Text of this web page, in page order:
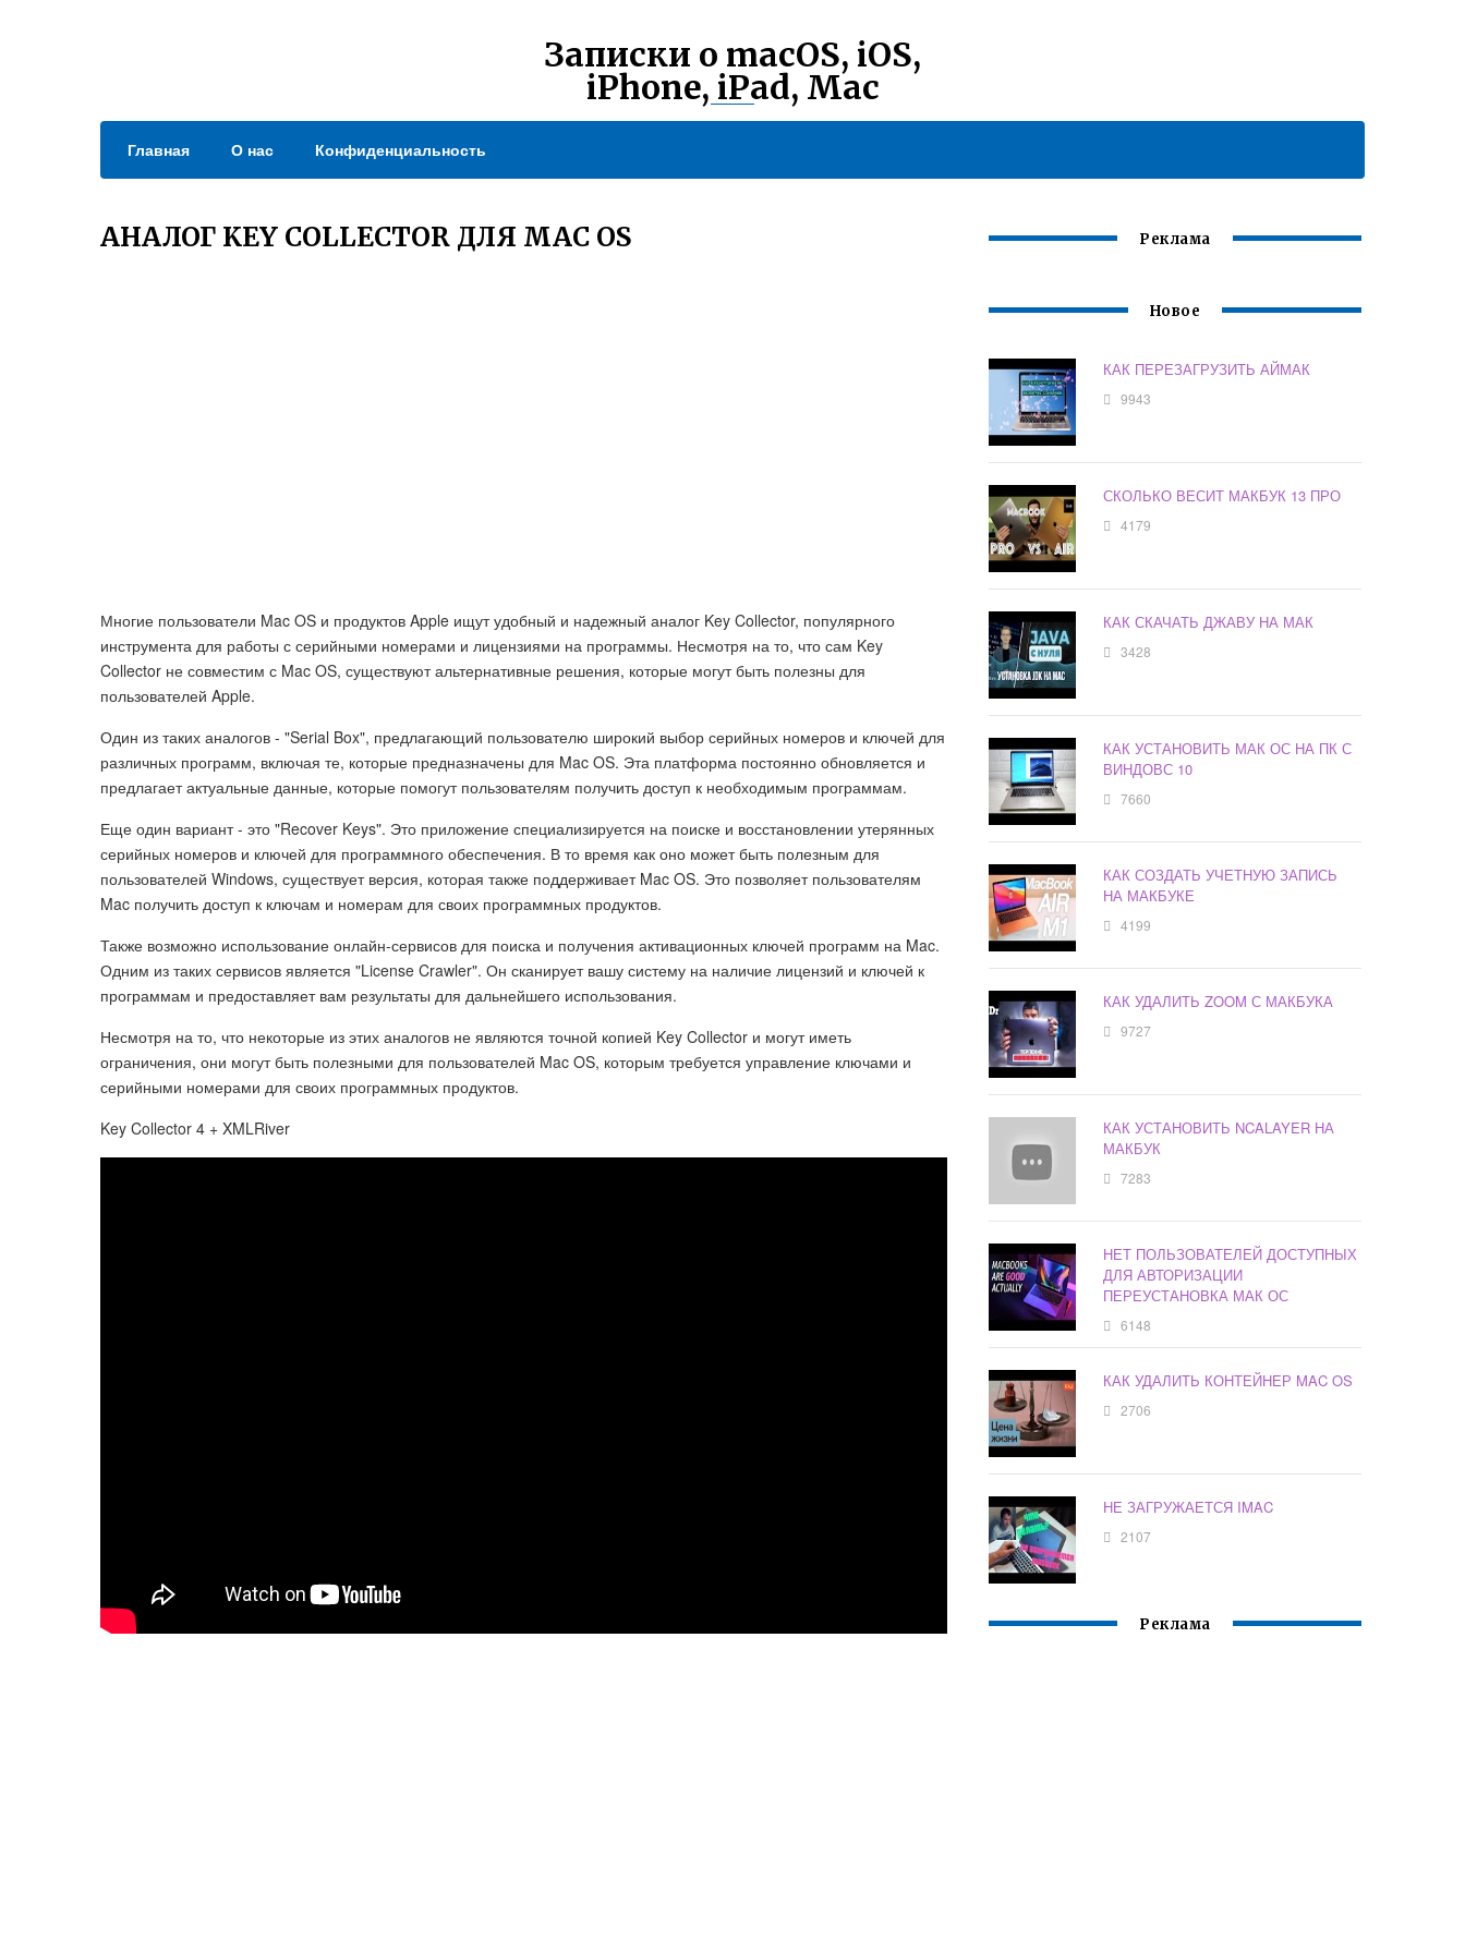
Записки о macOS, iOS,
iPhone, iPad, Mac
Главная О нас Конфиденциальность
АНАЛОГ KEY COLLECTOR ДЛЯ MAC OS
Многие пользователи Mac OS и продуктов Apple ищут удобный и надежный аналог Key Collector, популярного
инструмента для работы с серийными номерами и лицензиями на программы. Несмотря на то, что сам Key
Collector не совместим с Mac OS, существуют альтернативные решения, которые могут быть полезны для
пользователей Apple.
Один из таких аналогов - "Serial Box", предлагающий пользователю широкий выбор серийных номеров и ключей для
различных программ, включая те, которые предназначены для Mac OS. Эта платформа постоянно обновляется и
предлагает актуальные данные, которые помогут пользователям получить доступ к необходимым программам.
Еще один вариант - это "Recover Keys". Это приложение специализируется на поиске и восстановлении утерянных
серийных номеров и ключей для программного обеспечения. В то время как оно может быть полезным для
пользователей Windows, существует версия, которая также поддерживает Mac OS. Это позволяет пользователям
Mac получить доступ к ключам и номерам для своих программных продуктов.
Также возможно использование онлайн-сервисов для поиска и получения активационных ключей программ на Mac.
Одним из таких сервисов является "License Crawler". Он сканирует вашу систему на наличие лицензий и ключей к
программам и предоставляет вам результаты для дальнейшего использования.
Несмотря на то, что некоторые из этих аналогов не являются точной копией Key Collector и могут иметь
ограничения, они могут быть полезными для пользователей Mac OS, которым требуется управление ключами и
серийными номерами для своих программных продуктов.
Key Collector 4 + XMLRiver
Реклама
Новое
КАК ПЕРЕЗАГРУЗИТЬ АЙМАК
9943
СКОЛЬКО ВЕСИТ МАКБУК 13 ПРО
4179
КАК СКАЧАТЬ ДЖАВУ НА МАК
3428
КАК УСТАНОВИТЬ МАК ОС НА ПК С
ВИНДОВС 10
7660
КАК СОЗДАТЬ УЧЕТНУЮ ЗАПИСЬ
НА МАКБУКЕ
4199
КАК УДАЛИТЬ ZOOM С МАКБУКА
9727
КАК УСТАНОВИТЬ NCALAYER НА
МАКБУК
7283
НЕТ ПОЛЬЗОВАТЕЛЕЙ ДОСТУПНЫХ
ДЛЯ АВТОРИЗАЦИИ
ПЕРЕУСТАНОВКА МАК ОС
6148
КАК УДАЛИТЬ КОНТЕЙНЕР MAC OS
2706
НЕ ЗАГРУЖАЕТСЯ IMAC
2107
Реклама